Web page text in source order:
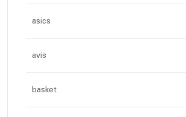
asics
avis
basket